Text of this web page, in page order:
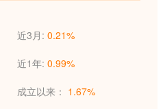
近3月: 0.21%
近1年: 0.99%
成立以来： 1.67%